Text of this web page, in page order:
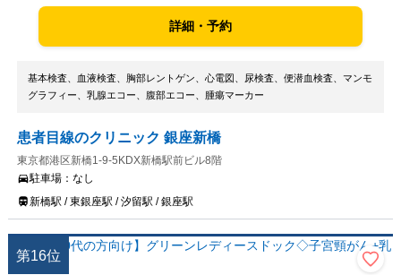
詳細・予約
基本検査、血液検査、胸部レントゲン、心電図、尿検査、便潜血検査、マンモ
グラフィー、乳腺エコー、腹部エコー、腫瘍マーカー
患者目線のクリニック 銀座新橋
東京都港区新橋1-9-5KDX新橋駅前ビル8階
駐車場： なし
新橋駅 / 東銀座駅 / 汐留駅 / 銀座駅
第16位